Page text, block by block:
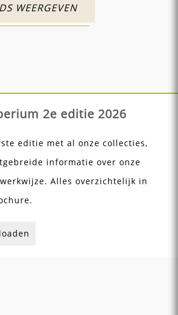
WEERGEVEN
2e editie 2026
editie met al onze collecties,
informatie over onze
werkwijze. Alles overzichtelijk in